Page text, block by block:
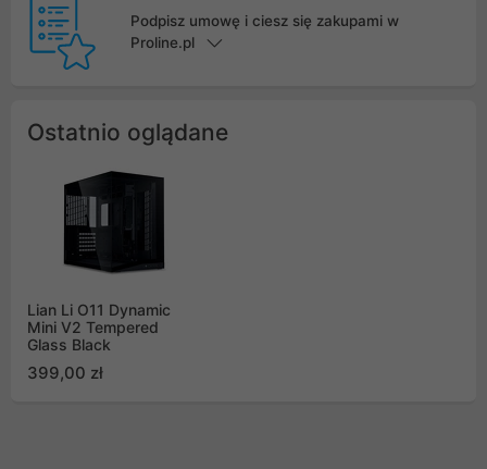
Podpisz umowę i ciesz się zakupami w
Proline.pl
Ostatnio oglądane
Lian Li O11 Dynamic
Mini V2 Tempered
Glass Black
399,00 zł